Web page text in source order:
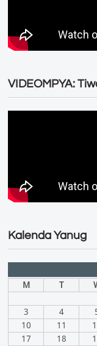
VIDEOMPYA:
Kalenda Yanug
M T
3
4
10
11
17
18